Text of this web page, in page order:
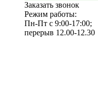
Заказать звонок
Режим работы:
Пн-Пт с 9:00-17:00;
перерыв 12.00-12.30